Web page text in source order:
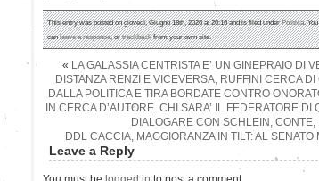
This entry was posted on giovedì, Giugno 18th, 2026 at 20:16 and is filed underPolitica.
canleave a response, ortrackbackfrom your own site.
« LA GALASSIA CENTRISTA E’ UN GINEPRAIO DI
DISTANZA RENZI E VICEVERSA, RUFFINI CERCA
DALLA POLITICA E TIRA BORDATE CONTRO
IN CERCA D’AUTORE. CHI SARA’ IL FEDERATORE
DIALOGARE CON SCHLEIN,
DDL CACCIA, MAGGIORANZA IN TILT: AL
Leave a Reply